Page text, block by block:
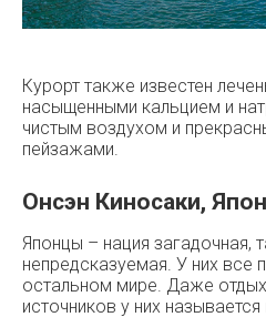
Курорт также известен
насыщенными кальцием и
чистым воздухом и
пейзажами.
Онсэн Киносаки,
Японцы – нация загадочная,
непредсказуемая. У них все
остальном мире. Даже
источников у них